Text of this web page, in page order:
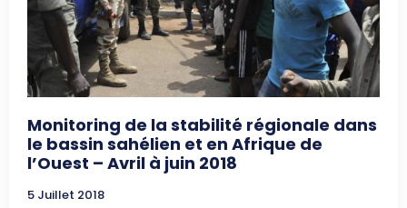
Monitoring de la stabilité régionale dans
le bassin sahélien et en Afrique de
l’Ouest – Avril à juin 2018
5 Juillet 2018